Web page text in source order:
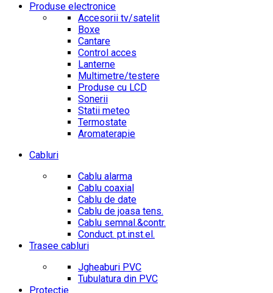
Produse electronice
Accesorii tv/satelit
Boxe
Cantare
Control acces
Lanterne
Multimetre/testere
Produse cu LCD
Sonerii
Statii meteo
Termostate
Aromaterapie
Cabluri
Cablu alarma
Cablu coaxial
Cablu de date
Cablu de joasa tens.
Cablu semnal.&contr.
Conduct. pt.inst.el.
Trasee cabluri
Jgheaburi PVC
Tubulatura din PVC
Protectie